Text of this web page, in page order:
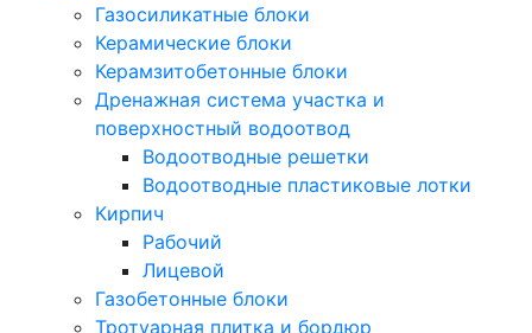
Газосиликатные блоки
Керамические блоки
Керамзитобетонные блоки
Дренажная система участка и
поверхностный водоотвод
Водоотводные решетки
Водоотводные пластиковые лотки
Кирпич
Рабочий
Лицевой
Газобетонные блоки
Тротуарная плитка и бордюр